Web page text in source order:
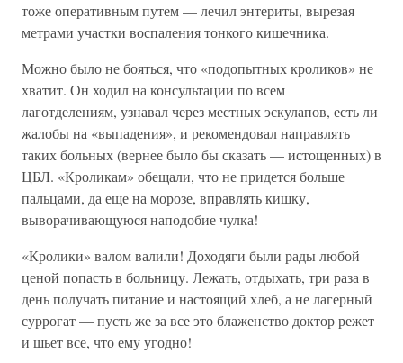
тоже оперативным путем — лечил энтериты, вырезая
метрами участки воспаления тонкого кишечника.
Можно было не бояться, что «подопытных кроликов» не
хватит. Он ходил на консультации по всем
лаготделениям, узнавал через местных эскулапов, есть ли
жалобы на «выпадения», и рекомендовал направлять
таких больных (вернее было бы сказать — истощенных) в
ЦБЛ. «Кроликам» обещали, что не придется больше
пальцами, да еще на морозе, вправлять кишку,
выворачивающуюся наподобие чулка!
«Кролики» валом валили! Доходяги были рады любой
ценой попасть в больницу. Лежать, отдыхать, три раза в
день получать питание и настоящий хлеб, а не лагерный
суррогат — пусть же за все это блаженство доктор режет
и шьет все, что ему угодно!